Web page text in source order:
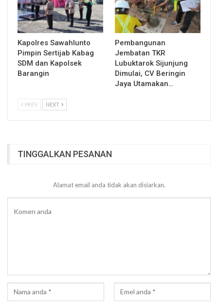
Kapolres Sawahlunto
Pimpin Sertijab Kabag
SDM dan Kapolsek
Barangin
Pembangunan
Jembatan TKR
Lubuktarok Sijunjung
Dimulai, CV Beringin
Jaya Utamakan…
PREV NEXT
TINGGALKAN PESANAN
Alamat email anda tidak akan disiarkan.